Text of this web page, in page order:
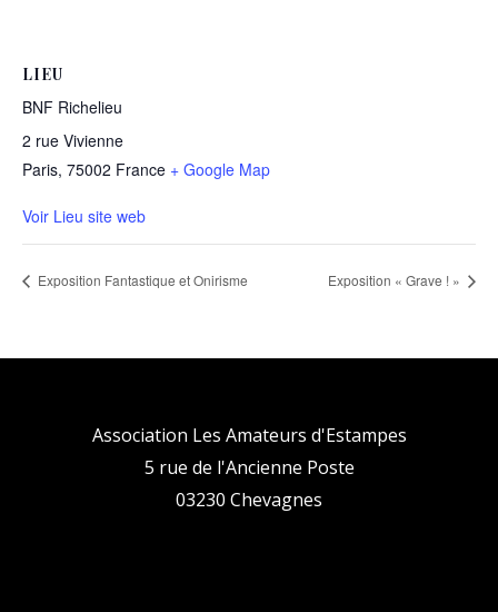
LIEU
BNF Richelieu
2 rue Vivienne
Paris, 75002 France + Google Map
Voir Lieu site web
Exposition Fantastique et Onirisme Exposition « Grave ! »
Association Les Amateurs d'Estampes
5 rue de l'Ancienne Poste
03230 Chevagnes